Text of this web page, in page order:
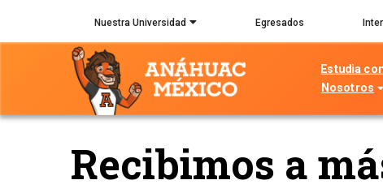
Nuestra Universidad Egresados
Estudia
Nosotros
Recibimos a